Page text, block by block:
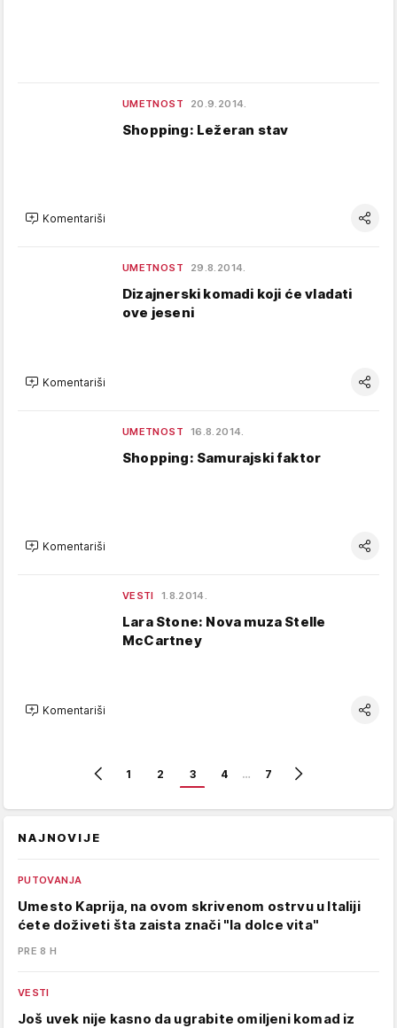
UMETNOST 20.9.2014.
Shopping: Ležeran stav
Komentariši
UMETNOST 29.8.2014.
Dizajnerski komadi koji će vladati
ove jeseni
Komentariši
UMETNOST 16.8.2014.
Shopping: Samurajski faktor
Komentariši
VESTI 1.8.2014.
Lara Stone: Nova muza Stelle
McCartney
Komentariši
1 2 3 4 … 7
NAJNOVIJE
PUTOVANJA
Umesto Kaprija, na ovom skrivenom ostrvu u Italiji
ćete doživeti šta zaista znači "la dolce vita"
PRE 8 H
VESTI
Još uvek nije kasno da ugrabite omiljeni komad iz